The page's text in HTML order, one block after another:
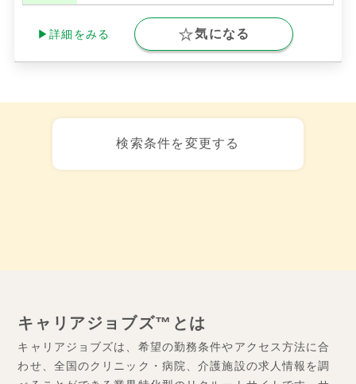
▶詳細をみる 気になる
検索条件を変更する
キャリアジョブズ™とは
キャリアジョブズは、希望の勤務条件やアクセス方法に合
わせ、全国のクリニック・病院、介護施設の求人情報を調